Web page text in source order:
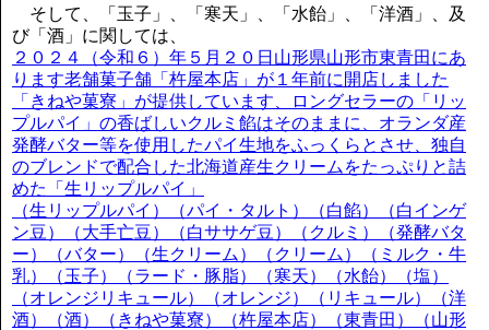
そして、「玉子」、「寒天」、「水飴」、「洋酒」、及
び「酒」に関しては、
２０２４（令和６）年５月２０日山形県山形市東青田にあ
ります老舗菓子舗「杵屋本店」が１年前に開店しました
「きねや菓寮」が提供しています、ロングセラーの「リッ
プルパイ」の香ばしいクルミ餡はそのままに、オランダ産
発酵バター等を使用したパイ生地をふっくらとさせ、独自
のブレンドで配合した北海道産生クリームをたっぷりと詰
めた「生リップルパイ」
（生リップルパイ）（パイ・タルト）（白餡）（白インゲ
ン豆）（大手亡豆）（白ササゲ豆）（クルミ）（発酵バタ
ー）（バター）（生クリーム）（クリーム）（ミルク・牛
乳）（玉子）（ラード・豚脂）（寒天）（水飴）（塩）
（オレンジリキュール）（オレンジ）（リキュール）（洋
酒）（酒）（きねや菓寮）（杵屋本店）（東青田）（山形